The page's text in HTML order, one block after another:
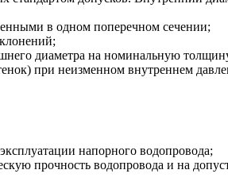
в одном поперечном сечении;
диаметра на номинальную
при неизменном внутреннем
напорного водопровода;
прочность водопровода и на